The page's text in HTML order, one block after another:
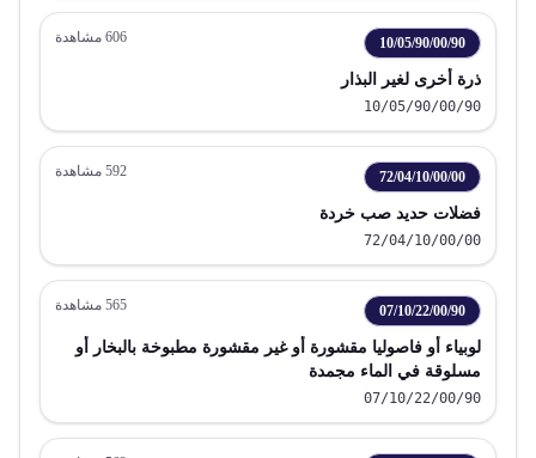
10/05/90/00/90
606 مشاهدة
ذرة أخرى لغير البذار
10/05/90/00/90
72/04/10/00/00
592 مشاهدة
فضلات حديد صب خردة
72/04/10/00/00
07/10/22/00/90
565 مشاهدة
لوبياء أو فاصوليا مقشورة أو غير مقشورة مطبوخة بالبخار أو
مسلوقة في الماء مجمدة
07/10/22/00/90